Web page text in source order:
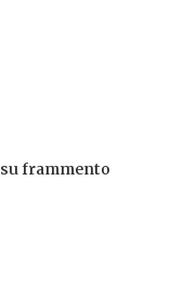
su frammento